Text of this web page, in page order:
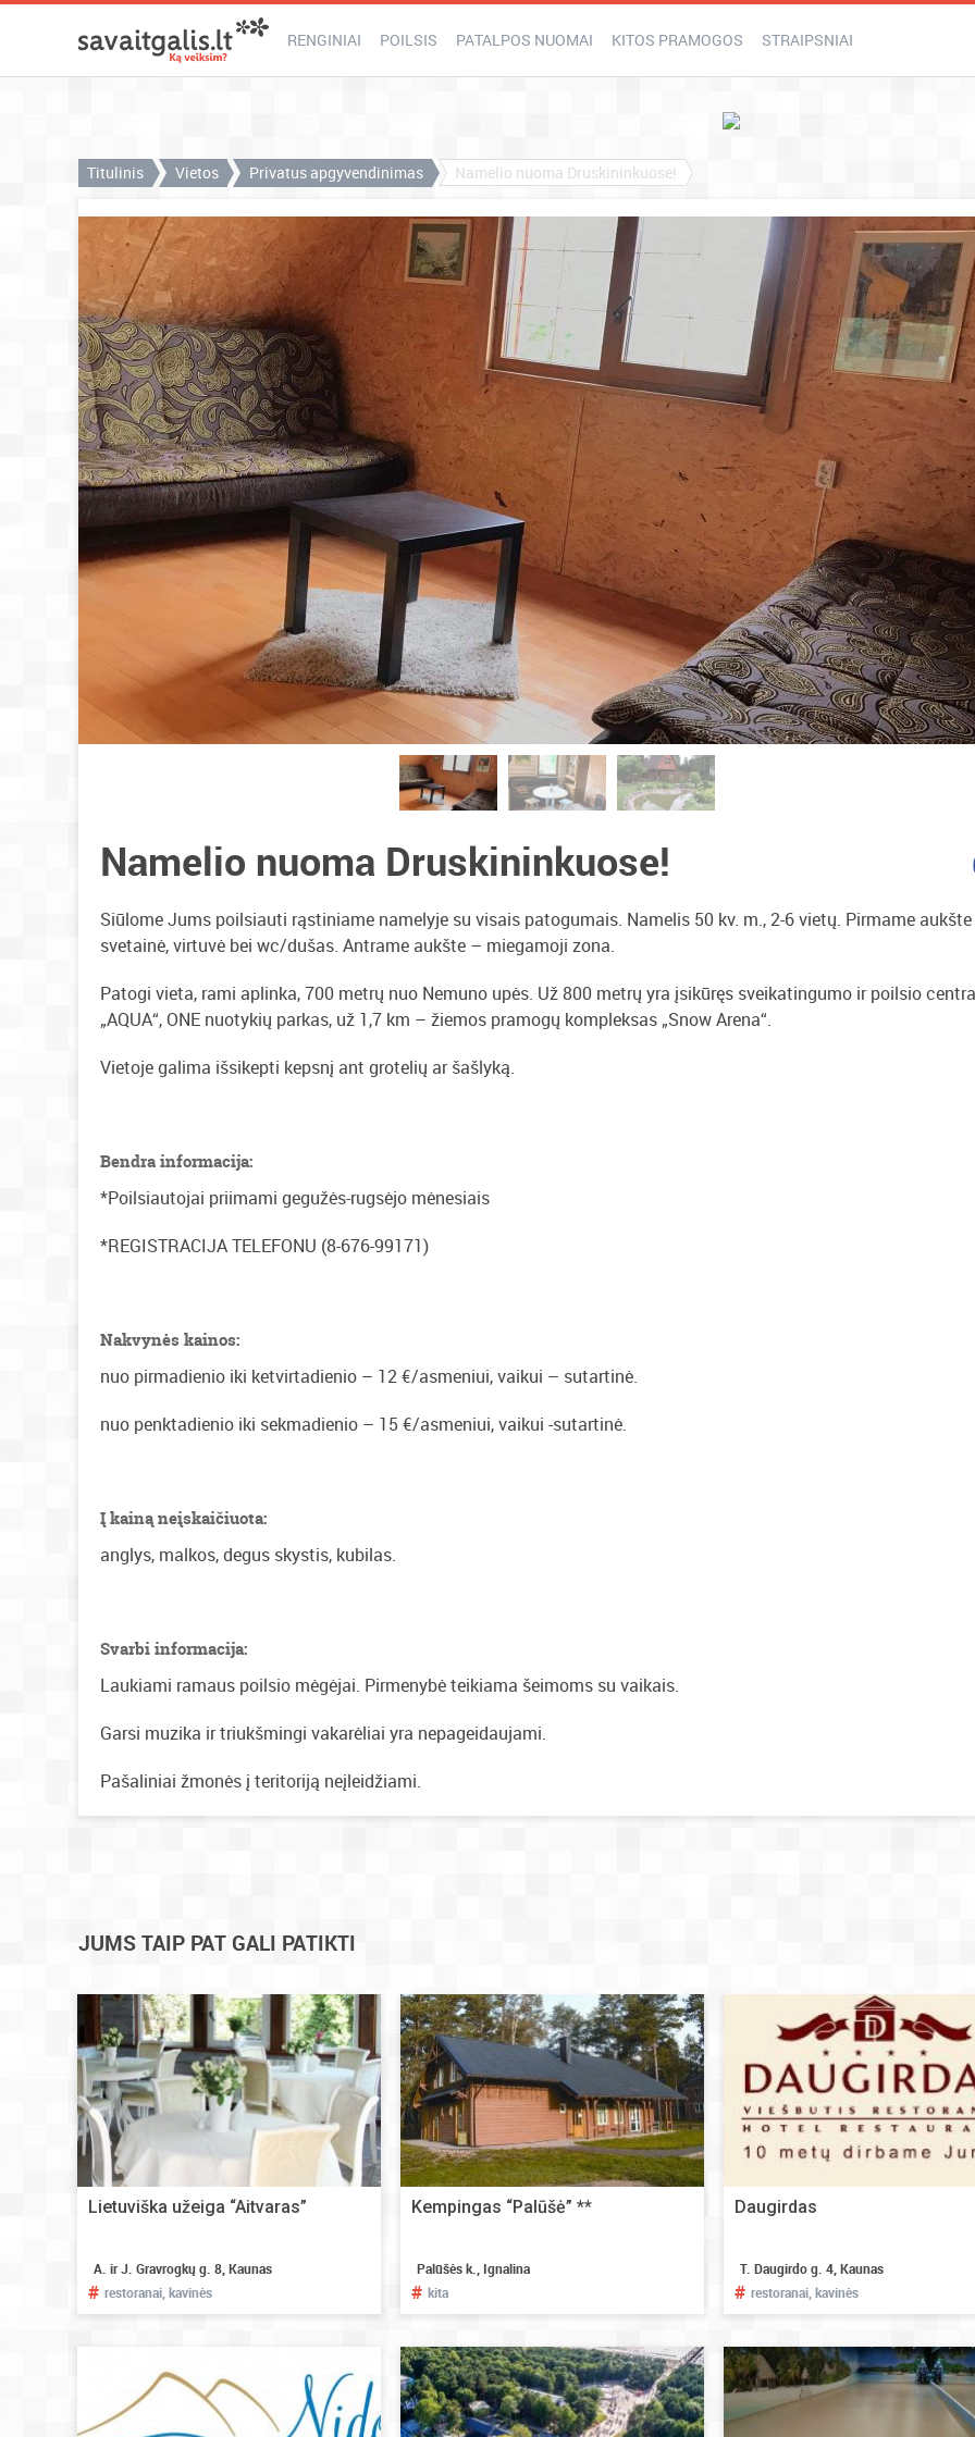
RENGINIAI POILSIS PATALPOS NUOMAI KITOS PRAMOGOS STRAIPSNIAI
Titulinis Vietos Privatus apgyvendinimas Namelio nuoma Druskininkuose!
Namelio nuoma Druskininkuose!
Siūlome Jums poilsiauti rąstiniame namelyje su visais patogumais. Namelis 50 kv. m., 2-6 vietų. Pirmame
svetainė, virtuvė bei wc/dušas. Antrame aukšte – miegamoji zona.
Patogi vieta, rami aplinka, 700 metrų nuo Nemuno upės. Už 800 metrų yra įsikūręs sveikatingumo ir poilsio
„AQUA“, ONE nuotykių parkas, už 1,7 km – žiemos pramogų kompleksas „Snow Arena“.
Vietoje galima išsikepti kepsnį ant grotelių ar šašlyką.
Bendra informacija:
*Poilsiautojai priimami gegužės-rugsėjo mėnesiais
*REGISTRACIJA TELEFONU (8-676-99171)
Nakvynės kainos:
nuo pirmadienio iki ketvirtadienio – 12 €/asmeniui, vaikui – sutartinė.
nuo penktadienio iki sekmadienio – 15 €/asmeniui, vaikui -sutartinė.
Į kainą neįskaičiuota:
anglys, malkos, degus skystis, kubilas.
Svarbi informacija:
Laukiami ramaus poilsio mėgėjai. Pirmenybė teikiama šeimoms su vaikais.
Garsi muzika ir triukšmingi vakarėliai yra nepageidaujami.
Pašaliniai žmonės į teritoriją neįleidžiami.
JUMS TAIP PAT GALI PATIKTI
Lietuviška užeiga “Aitvaras”
A. ir J. Gravrogkų g. 8, Kaunas
# restoranai, kavinės
Kempingas “Palūšė” **
Palūšės k., Ignalina
# kita
Daugirdas
T. Daugirdo g. 4, Kaunas
# restoranai, kavinės